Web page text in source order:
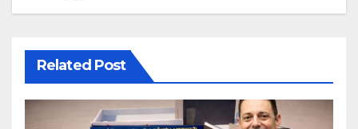
Related Post